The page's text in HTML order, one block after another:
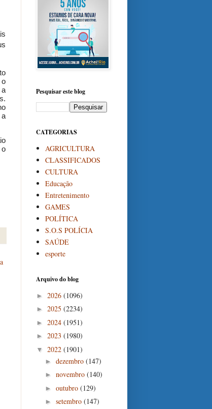
o
a
o
Pesquisar este blog
CATEGORIAS
AGRICULTURA
CLASSIFICADOS
CULTURA
Educação
Entretenimento
GAMES
POLÍTICA
S.O.S POLÍCIA
SAÚDE
esporte
Arquivo do blog
► 2026 (1096)
► 2025 (2234)
► 2024 (1951)
► 2023 (1980)
▼ 2022 (1901)
► dezembro (147)
► novembro (140)
► outubro (129)
► setembro (147)